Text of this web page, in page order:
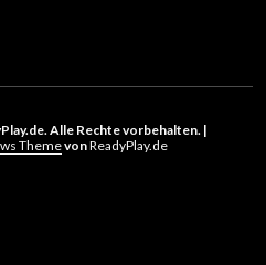
Alle Rechte vorbehalten. |
ThemevonReadyPlay.de